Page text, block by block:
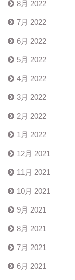
8月 2022
7月 2022
6月 2022
5月 2022
4月 2022
3月 2022
2月 2022
1月 2022
12月 2021
11月 2021
10月 2021
9月 2021
8月 2021
7月 2021
6月 2021